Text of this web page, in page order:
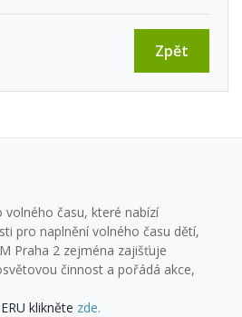
Zpět
času, které nabízí
pro naplnění volného času dětí,
Praha 2 zejména zajišťuje
činnost a pořádá akce,
klikněte zde.